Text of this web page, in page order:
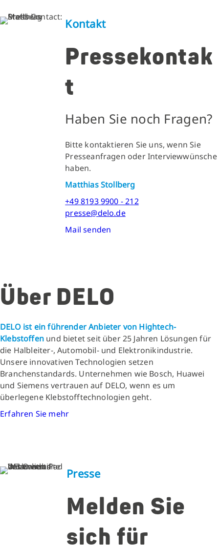
Kontakt
Pressekontak
t
Haben Sie noch Fragen?
Bitte kontaktieren Sie uns, wenn Sie
Presseanfragen oder Interviewwünsche
haben.
Matthias Stollberg
+49 8193 9900 - 212
presse@delo.de
Mail senden
Über DELO
DELO ist ein führender Anbieter von Hightech-
Klebstoffenund bietet seit über 25 Jahren Lösungen für
die Halbleiter-, Automobil- und Elektronikindustrie.
Unsere innovativen Technologien setzen
Branchenstandards. Unternehmen wie Bosch, Huawei
und Siemens vertrauen auf DELO, wenn es um
überlegene Klebstofftechnologien geht.
Erfahren Sie mehr
Presse
Melden Sie
sich für